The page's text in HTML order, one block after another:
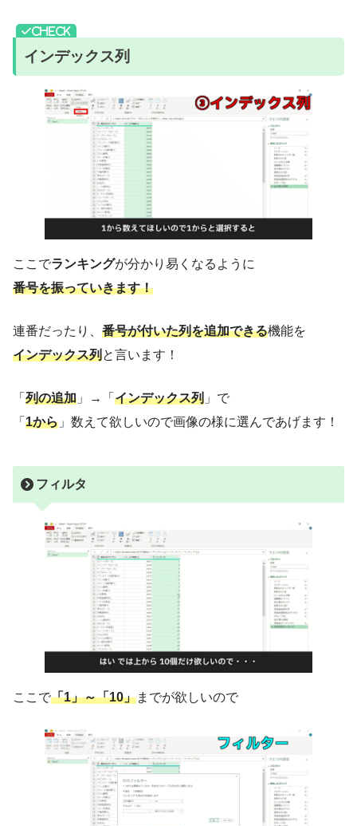
インデックス列
ここでランキングが分かり易くなるように
番号を振っていきます！
連番だったり、 番号が付いた列を追加できる機能を
インデックス列と言います！
「 列の追加 」→「 インデックス列 」で
「 1から 」数えて欲しいので画像の様に選んであげます！
フィルタ
ここで「1」～「10」までが欲しいので